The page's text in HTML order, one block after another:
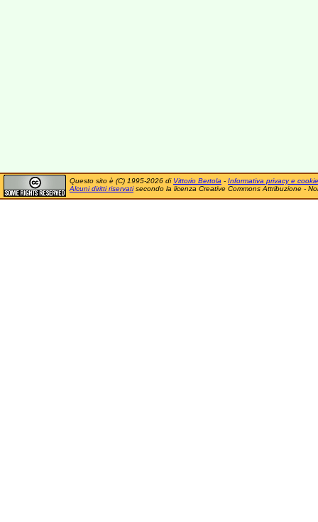
Questo sito è (C) 1995-2026 di Vittorio Bertola - Informativa privacy e cookie
Alcuni diritti riservatisecondo la licenza Creative Commons Attribuzione -